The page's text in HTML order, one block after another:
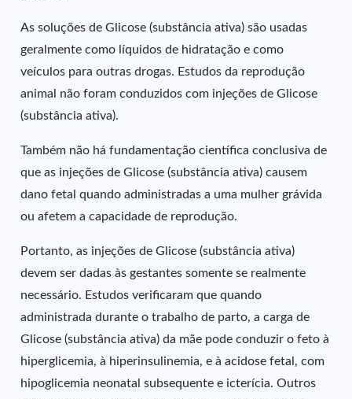
As soluções de Glicose (substância ativa) são usadas
geralmente como líquidos de hidratação e como
veículos para outras drogas. Estudos da reprodução
animal não foram conduzidos com injeções de Glicose
(substância ativa).
Também não há fundamentação científica conclusiva de
que as injeções de Glicose (substância ativa) causem
dano fetal quando administradas a uma mulher grávida
ou afetem a capacidade de reprodução.
Portanto, as injeções de Glicose (substância ativa)
devem ser dadas às gestantes somente se realmente
necessário. Estudos verificaram que quando
administrada durante o trabalho de parto, a carga de
Glicose (substância ativa) da mãe pode conduzir o feto à
hiperglicemia, à hiperinsulinemia, e à acidose fetal, com
hipoglicemia neonatal subsequente e icterícia. Outros